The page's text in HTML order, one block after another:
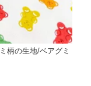
柄の生地/ベアグミ